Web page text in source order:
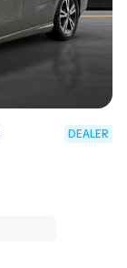
DEALER